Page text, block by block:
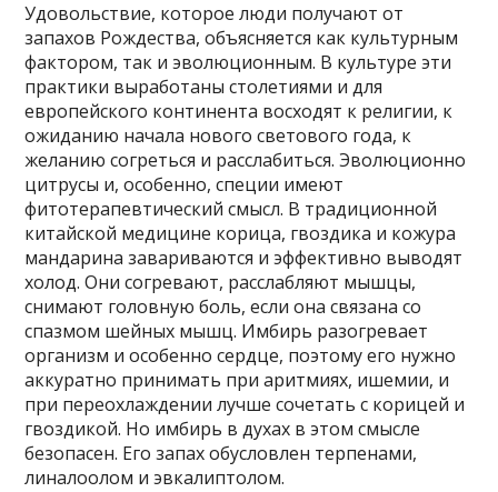
Удовольствие, которое люди получают от
запахов Рождества, объясняется как культурным
фактором, так и эволюционным. В культуре эти
практики выработаны столетиями и для
европейского континента восходят к религии, к
ожиданию начала нового светового года, к
желанию согреться и расслабиться. Эволюционно
цитрусы и, особенно, специи имеют
фитотерапевтический смысл. В традиционной
китайской медицине корица, гвоздика и кожура
мандарина завариваются и эффективно выводят
холод. Они согревают, расслабляют мышцы,
снимают головную боль, если она связана со
спазмом шейных мышц. Имбирь разогревает
организм и особенно сердце, поэтому его нужно
аккуратно принимать при аритмиях, ишемии, и
при переохлаждении лучше сочетать с корицей и
гвоздикой. Но имбирь в духах в этом смысле
безопасен. Его запах обусловлен терпенами,
линалоолом и эвкалиптолом.